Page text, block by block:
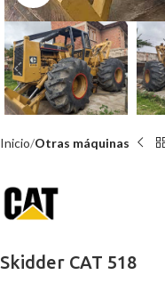
Inicio Otras máquinas
Skidder CAT 518